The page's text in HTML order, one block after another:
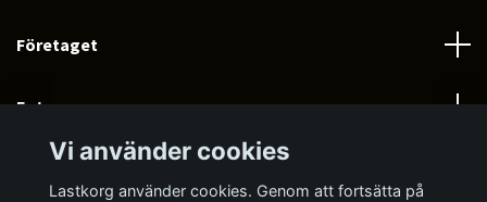
Företaget
Fotmeny
Sociala medier
Vi använder cookies
Lastkorg använder cookies. Genom att fortsätta på